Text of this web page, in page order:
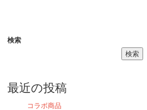
検索
検索
最近の投稿
コラボ商品